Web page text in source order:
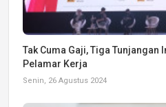
Tak Cuma Gaji, Tiga Tunjangan
Pelamar Kerja
Senin, 26 Agustus 2024